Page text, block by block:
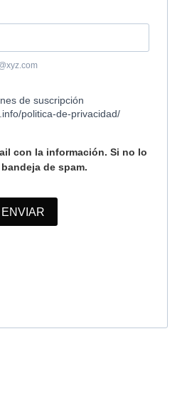
de suscripción
politica-de-privacidad/
con la información. Si no lo
de spam.
ENVIAR